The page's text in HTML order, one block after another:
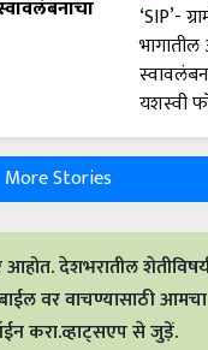
More Stories
देशभरातील
वर वाचण्यासाठी आमचा
करा.व्हाट्सएप से जुड़ें.